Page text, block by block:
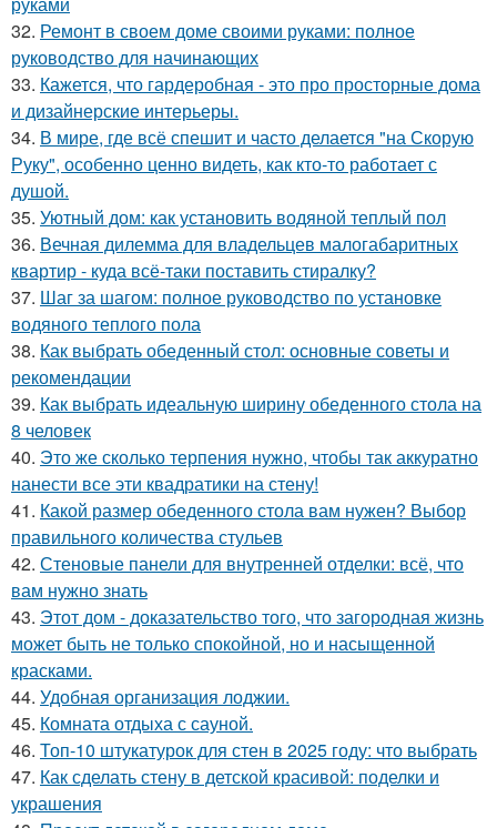
32. Ремонт в своем доме своими руками: полное
руководство для начинающих
33. Кажется, что гардеробная - это про просторные дома
и дизайнерские интерьеры.
34. В мире, где всё спешит и часто делается "на Скорую
Руку", особенно ценно видеть, как кто-то работает с
душой.
35. Уютный дом: как установить водяной теплый пол
36. Вечная дилемма для владельцев малогабаритных
квартир - куда всё-таки поставить стиралку?
37. Шаг за шагом: полное руководство по установке
водяного теплого пола
38. Как выбрать обеденный стол: основные советы и
рекомендации
39. Как выбрать идеальную ширину обеденного стола на
8 человек
40. Это же сколько терпения нужно, чтобы так аккуратно
нанести все эти квадратики на стену!
41. Какой размер обеденного стола вам нужен? Выбор
правильного количества стульев
42. Стеновые панели для внутренней отделки: всё, что
вам нужно знать
43. Этот дом - доказательство того, что загородная жизнь
может быть не только спокойной, но и насыщенной
красками.
44. Удобная организация лоджии.
45. Комната отдыха с сауной.
46. Топ-10 штукатурок для стен в 2025 году: что выбрать
47. Как сделать стену в детской красивой: поделки и
украшения